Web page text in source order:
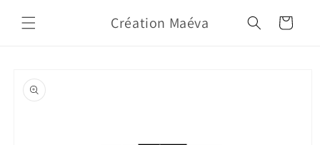
content
Création Maéva Cart
product
information